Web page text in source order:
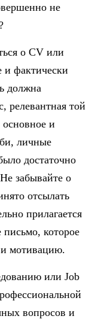
не
о CV или
фактически
должна
релевантная той
и
личные
достаточно
забывайте о
отсылать
прилагается
которое
и мотивацию.
или Job
вопросов и